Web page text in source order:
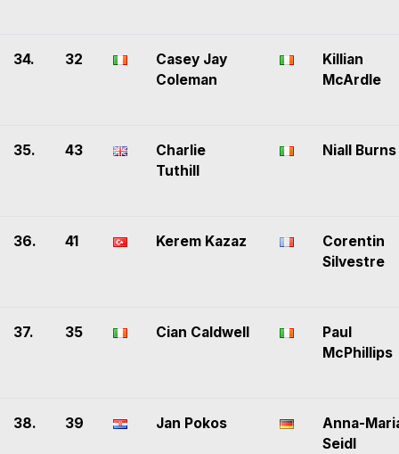
34. 32
Casey Jay
Coleman
Killian
McArdle
35. 43
Charlie
Tuthill
Niall Burns
36. 41 Kerem Kazaz
Corentin
Silvestre
37. 35 Cian Caldwell
Paul
McPhillips
38. 39 Jan Pokos
Anna-
Seidl